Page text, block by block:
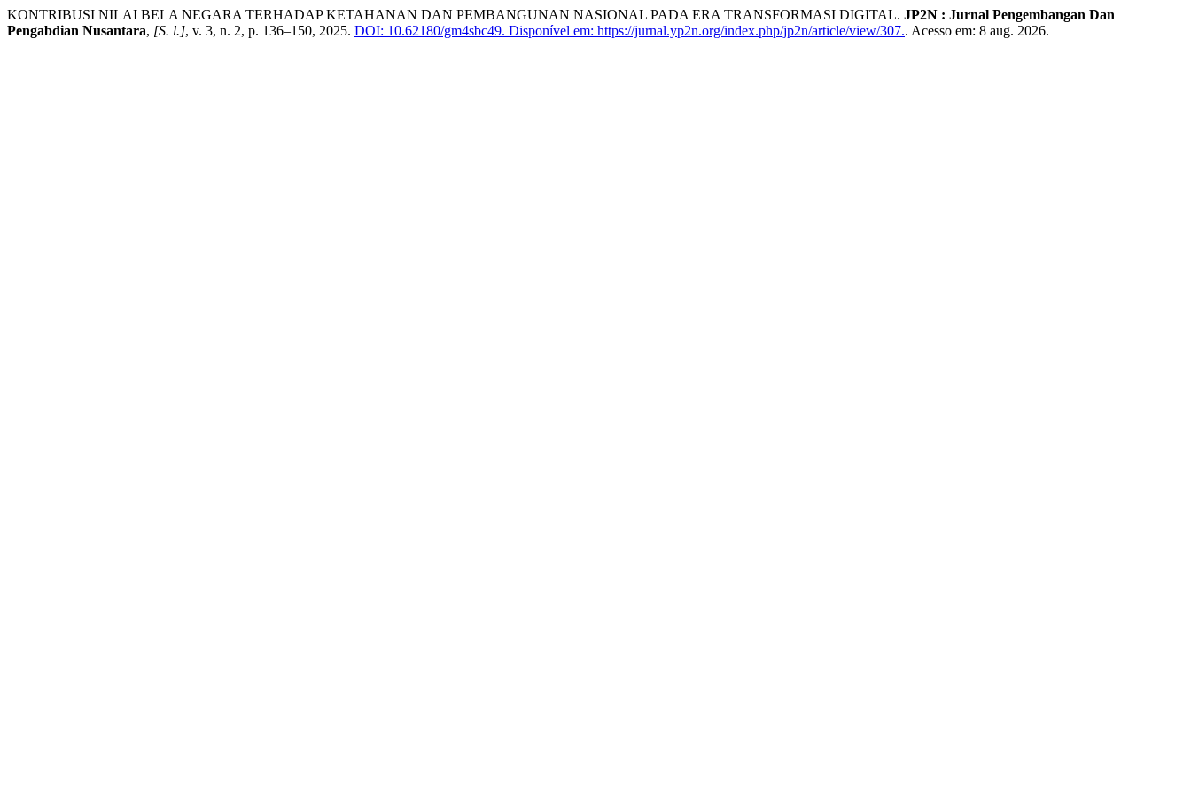
KONTRIBUSI NILAI BELA NEGARA TERHADAP KETAHANAN DAN PEMBANGUNAN NASIONAL PADA ERA TRANSFORMASI DIGITAL. JP2N : Jurnal Pengembangan Dan
Pengabdian Nusantara, [S. l.], v. 3, n. 2, p. 136–150, 2025. DOI: 10.62180/gm4sbc49. Disponível em: https://jurnal.yp2n.org/index.php/jp2n/article/view/307.. Acesso em: 8 aug. 2026.